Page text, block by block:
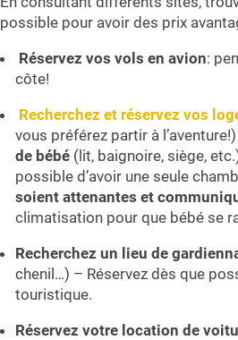
possible pour avoir des prix
Réservez vos vols en avion:
côte!
Recherchez et réservez vos
vous préférez partir à
de bébé (lit, baignoire, siège,
possible d’avoir une seule
soient attenantes et
climatisation pour que bébé se
Recherchez un lieu de
chenil…) – Réservez dès que
touristique.
Réservez votre location de